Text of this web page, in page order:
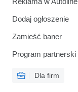
Dodaj ogłoszenie
Zamieść baner
Program partnerski
Dla firm